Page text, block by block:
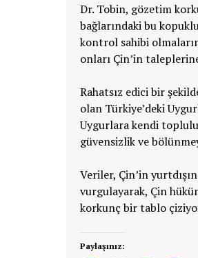
Dr. Tobin, gözetim
bağlarındaki bu
kontrol sahibi
onları Çin’in
Rahatsız edici bir
olan Türkiye’deki
Uygurlara kendi
güvensizlik ve
Veriler, Çin’in
vurgulayarak, Çin
korkunç bir tablo
Paylaşınız: